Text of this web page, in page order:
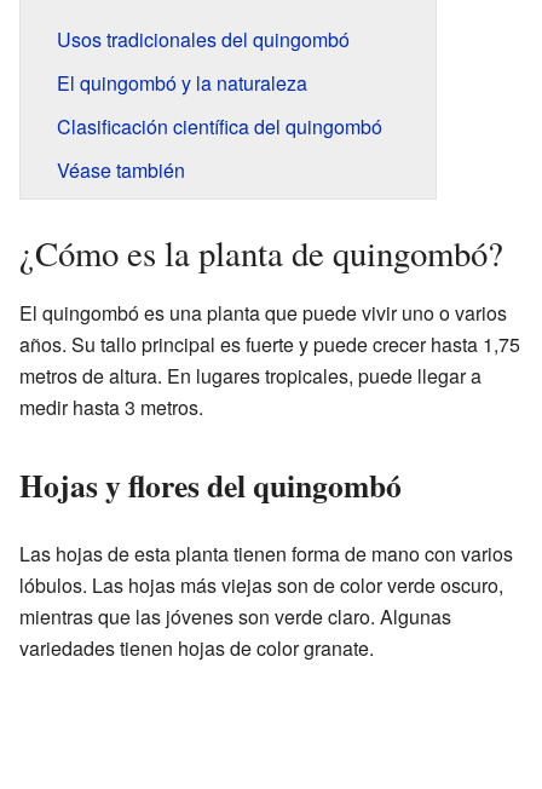
Usos tradicionales del quingombó
El quingombó y la naturaleza
Clasificación científica del quingombó
Véase también
¿Cómo es la planta de quingombó?
El quingombó es una planta que puede vivir uno o varios
años. Su tallo principal es fuerte y puede crecer hasta 1,75
metros de altura. En lugares tropicales, puede llegar a
medir hasta 3 metros.
Hojas y flores del quingombó
Las hojas de esta planta tienen forma de mano con varios
lóbulos. Las hojas más viejas son de color verde oscuro,
mientras que las jóvenes son verde claro. Algunas
variedades tienen hojas de color granate.